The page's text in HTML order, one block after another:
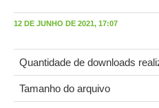
12 DE JUNHO DE 2021, 17:07
Quantidade de downloads
Tamanho do arquivo